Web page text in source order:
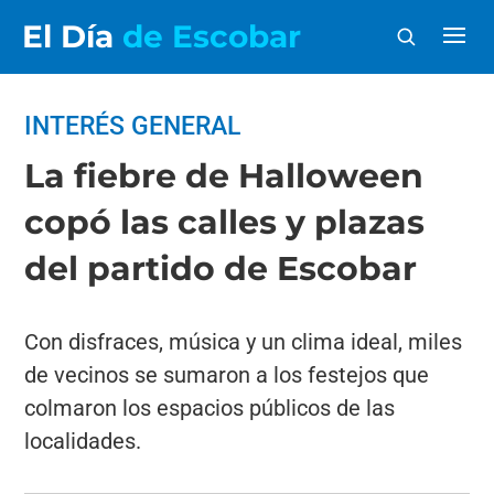
El Día de Escobar
INTERÉS GENERAL
La fiebre de Halloween
copó las calles y plazas
del partido de Escobar
Con disfraces, música y un clima ideal, miles
de vecinos se sumaron a los festejos que
colmaron los espacios públicos de las
localidades.